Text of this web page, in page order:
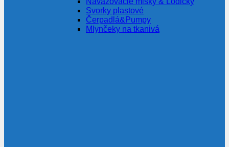
Svorky plastové
Čerpadlá&Pumpy
Mlynčeky na tkanivá